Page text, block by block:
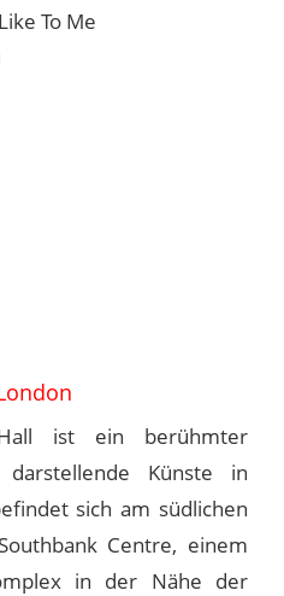
To Me
ist ein berühmter
Künste in
sich am südlichen
Centre, einem
in der Nähe der